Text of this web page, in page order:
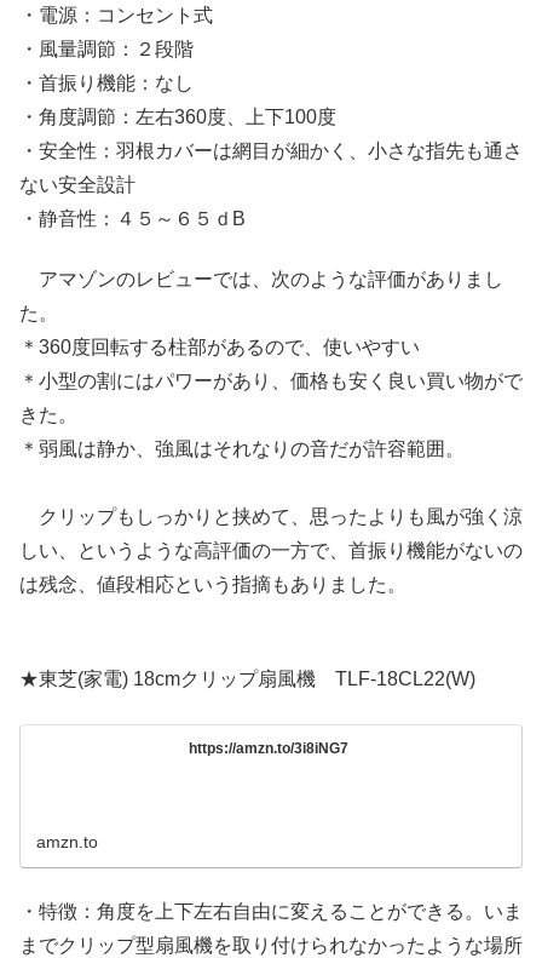
・電源：コンセント式
・風量調節：２段階
・首振り機能：なし
・角度調節：左右360度、上下100度
・安全性：羽根カバーは網目が細かく、小さな指先も通さ
ない安全設計
・静音性：４５～６５ｄB
アマゾンのレビューでは、次のような評価がありまし
た。
＊360度回転する柱部があるので、使いやすい
＊小型の割にはパワーがあり、価格も安く良い買い物がで
きた。
＊弱風は静か、強風はそれなりの音だが許容範囲。
クリップもしっかりと挟めて、思ったよりも風が強く涼
しい、というような高評価の一方で、首振り機能がないの
は残念、値段相応という指摘もありました。
★東芝(家電) 18cmクリップ扇風機 TLF-18CL22(W)
https://amzn.to/3i8iNG7
amzn.to
・特徴：角度を上下左右自由に変えることができる。いま
までクリップ型扇風機を取り付けられなかったような場所